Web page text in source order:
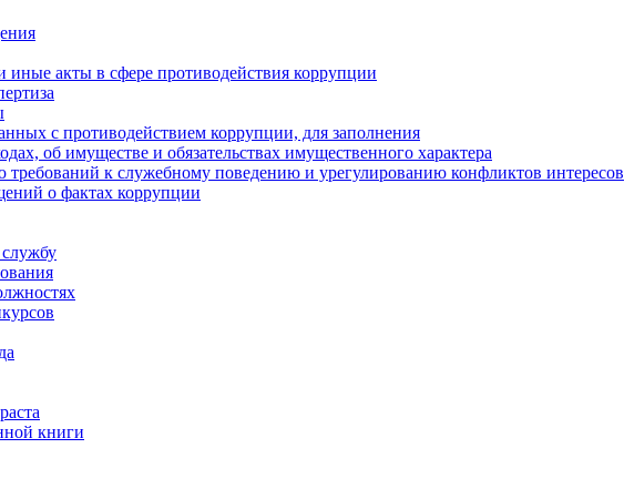
акты в сфере противодействия коррупции
с противодействием коррупции, для заполнения
об имуществе и обязательствах имущественного характера
к служебному поведению и урегулированию конфликтов интересов
о фактах коррупции
книги